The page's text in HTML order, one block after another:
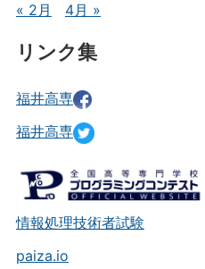
« 2月 4月 »
リンク集
福井高専
福井高専
情報処理技術者試験
paiza.io